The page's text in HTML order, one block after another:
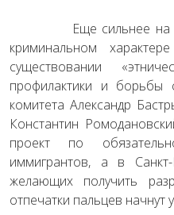
Еще сильнее на
криминальном
существовании
профилактики и борьбы
комитета Александр
Константин
проект по
иммигрантов, а в Санкт-
желающих получить
отпечатки пальцев начнут